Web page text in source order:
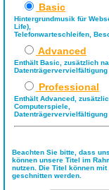
Basic
Hintergrundmusik für
Life),
Telefonwarteschleifen,
Advanced
Enthält Basic, zusätzlich
Professional
Enthält Advanced,
Computerspiele,
Beachten Sie bitte, dass
können unsere Titel im
nutzen. Die Titel können
geschnitten werden.